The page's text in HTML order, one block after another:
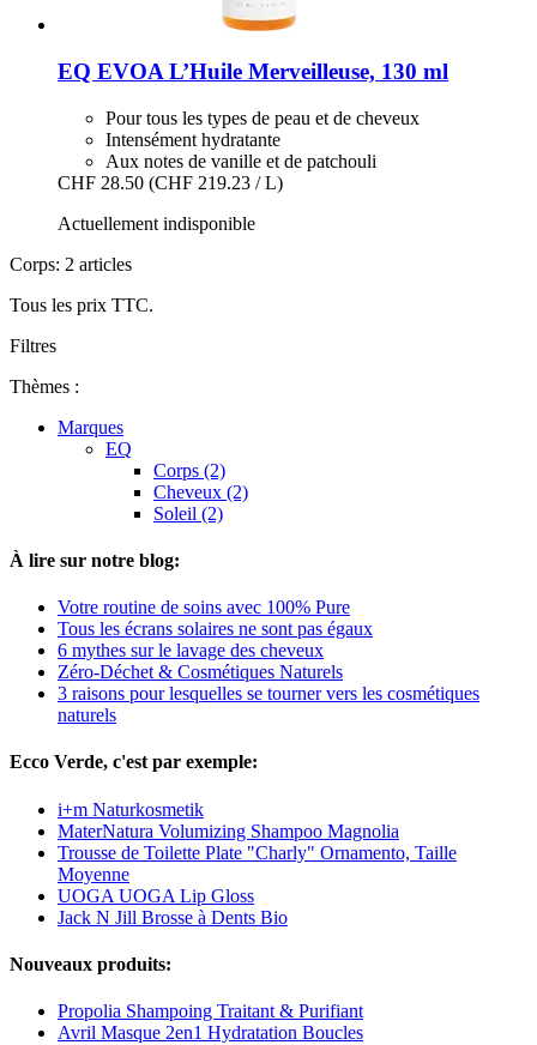
EQ EVOA L’Huile Merveilleuse, 130 ml
Pour tous les types de peau et de cheveux
Intensément hydratante
Aux notes de vanille et de patchouli
CHF 28.50 (CHF 219.23 / L)
Actuellement indisponible
Corps: 2 articles
Tous les prix TTC.
Filtres
Thèmes :
Marques
EQ
Corps (2)
Cheveux (2)
Soleil (2)
À lire sur notre blog:
Votre routine de soins avec 100% Pure
Tous les écrans solaires ne sont pas égaux
6 mythes sur le lavage des cheveux
Zéro-Déchet & Cosmétiques Naturels
3 raisons pour lesquelles se tourner vers les cosmétiques
naturels
Ecco Verde, c'est par exemple:
i+m Naturkosmetik
MaterNatura Volumizing Shampoo Magnolia
Trousse de Toilette Plate "Charly" Ornamento, Taille
Moyenne
UOGA UOGA Lip Gloss
Jack N Jill Brosse à Dents Bio
Nouveaux produits:
Propolia Shampoing Traitant & Purifiant
Avril Masque 2en1 Hydratation Boucles